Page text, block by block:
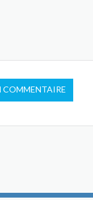
COMMENTAIRE